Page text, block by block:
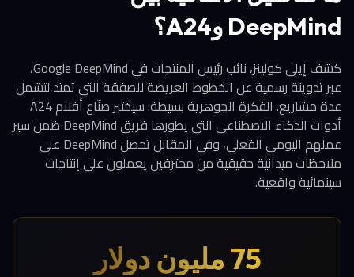
DeepMind وA24؟
كشف إيلي كولينز، نائب رئيس المنتجات في Google DeepMind،
عبر تدوينة رسمية عن الخطوط العريضة للصفقة التي تمتد لتشمل
عدة مشاريع. الفكرة الجوهرية بسيطة: سيختبر صنّاع أفلام A24
أدوات الذكاء الاصطناعي التي يطورها فريق DeepMind ضمن سير
عملهم اليومي الفعلي، وفي المقابل تحصل DeepMind على
ملاحظات ميدانية حقيقية من محترفين يعملون على إنتاجات
سينمائية واقعية.
75 مليون دولار